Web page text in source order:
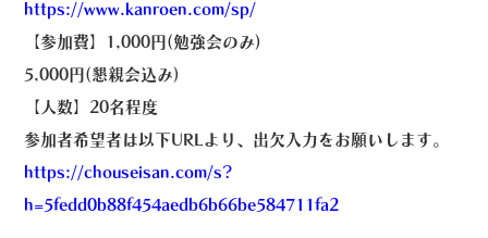
https://www.kanroen.com/sp/
【参加費】1,000円(勉強会のみ)
5,000円(懇親会込み)
【人数】20名程度
参加者希望者は以下URLより、出欠入力をお願いします。
https://chouseisan.com/s?
h=5fedd0b88f454aedb6b66be584711fa2